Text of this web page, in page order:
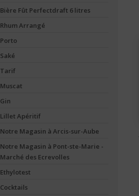
Bière Fût Perfectdraft 6 litres
Rhum Arrangé
Porto
Saké
Tarif
Muscat
Gin
Lillet Apéritif
Notre Magasin à Arcis-sur-Aube
Notre Magasin à Pont-ste-Marie -
Marché des Ecrevolles
Ethylotest
Cocktails